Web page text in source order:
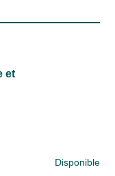
et
Disponible